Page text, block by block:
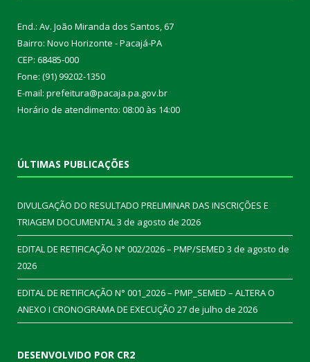
End.: Av. João Miranda dos Santos, 67
Bairro: Novo Horizonte - Pacajá-PA
CEP: 68485-000
Fone: (91) 99202-1350
E-mail: prefeitura@pacaja.pa.gov.br
Horário de atendimento: 08:00 às 14:00
ÚLTIMAS PUBLICAÇÕES
DIVULGAÇÃO DO RESULTADO PRELIMINAR DAS INSCRIÇÕES E
TRIAGEM DOCUMENTAL3 de agosto de 2026
EDITAL DE RETIFICAÇÃO N° 002/2026 – PMP/SEMED 3 de agosto de
2026
EDITAL DE RETIFICAÇÃO N° 001_2026 – PMP_SEMED – ALTERA O
ANEXO I CRONOGRAMA DE EXECUÇÃO 27 de julho de 2026
DESENVOLVIDO POR CR2